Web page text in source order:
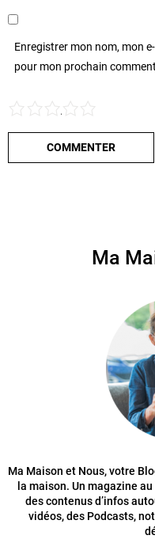
Enregistrer mon nom, mon
pour mon prochain
5
4
3
2
Ma
Ma Maison et Nous, votre
la maison. Un magazine
des contenus d’infos
vidéos, des Podcasts,